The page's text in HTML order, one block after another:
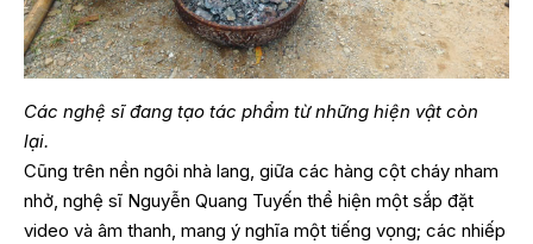
Các nghệ sĩ đang tạo tác phẩm từ những hiện vật còn
lại.
Cũng trên nền ngôi nhà lang, giữa các hàng cột cháy nham
nhở, nghệ sĩ Nguyễn Quang Tuyến thể hiện một sắp đặt
video và âm thanh, mang ý nghĩa một tiếng vọng; các nhiếp